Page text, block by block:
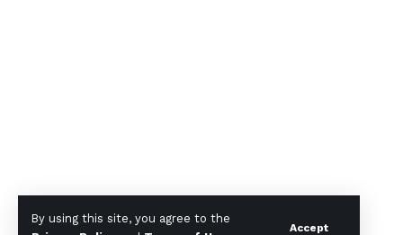
By using this site, you agree to the
Accept